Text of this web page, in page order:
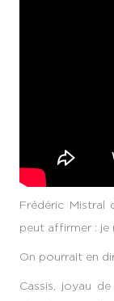
Frédéric Mistral
peut affirmer : je
On pourrait en
Cassis, joyau